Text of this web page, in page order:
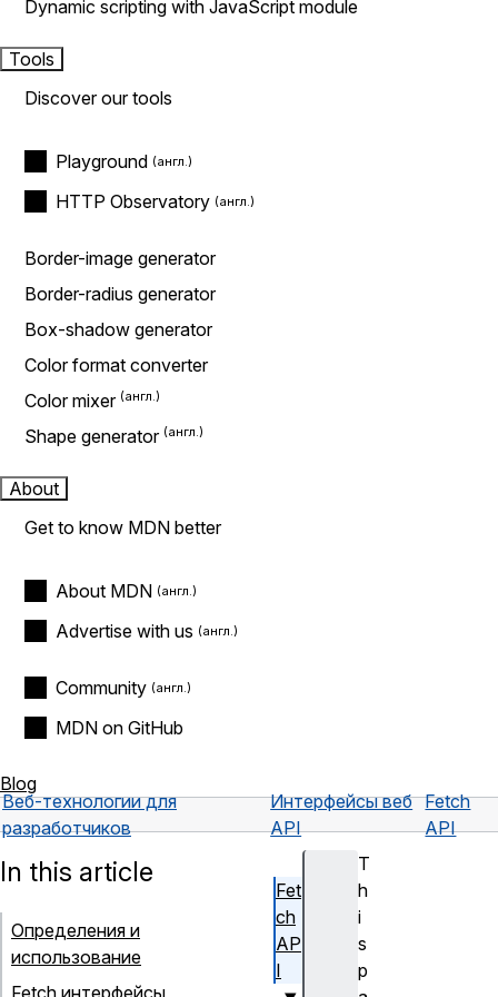
Dynamic scripting with JavaScript module
Tools
Discover our tools
Playground
HTTP Observatory
Border-image generator
Border-radius generator
Box-shadow generator
Color format converter
Color mixer
Shape generator
About
Get to know MDN better
About MDN
Advertise with us
Community
MDN on GitHub
Blog
Веб-технологии для
разработчиков
Интерфейсы веб
API
Fetch
API
T
h
i
s
p
In this article
Определения и
использование
Fet
ch
AP
I